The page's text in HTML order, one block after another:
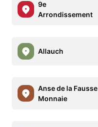
9e
Arrondissement
Allauch
Anse de la Fausse
Monnaie